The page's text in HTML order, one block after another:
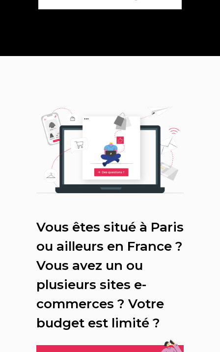
Vous êtes situé à Paris
ou ailleurs en France ?
Vous avez un ou
plusieurs sites e-
commerces ? Votre
budget est limité ?